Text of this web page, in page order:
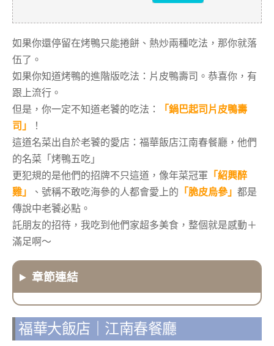
如果你還停留在烤鴨只能捲餅、熱炒兩種吃法，那你就落
伍了。
如果你知道烤鴨的進階版吃法：片皮鴨壽司。恭喜你，有
跟上流行。
但是，你一定不知道老饕的吃法：
「鍋巴起司片皮鴨壽
司」
！
這道名菜出自於老饕的愛店：福華飯店江南春餐廳，他們
的名菜「烤鴨五吃」
更犯規的是他們的招牌不只這道，像年菜冠軍 「紹興醉
雞」
、號稱不敢吃海參的人都會愛上的 「脆皮烏參」 都是
傳說中老饕必點。
託朋友的招待，我吃到他們家超多美食，整個就是感動＋
滿足啊～
章節連結
福華大飯店｜江南春餐廳